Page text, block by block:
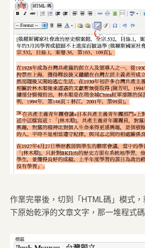
作業完畢後，切到「HTML碼」模式
下原始乾淨的文章文字，那一堆程式